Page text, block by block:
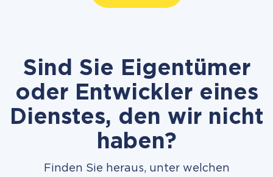
Sind Sie Eigentümer
oder Entwickler eines
Dienstes, den wir nicht
haben?
Finden Sie heraus, unter welchen